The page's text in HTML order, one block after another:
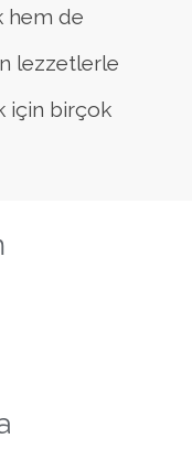
hem de
lezzetlerle
için birçok